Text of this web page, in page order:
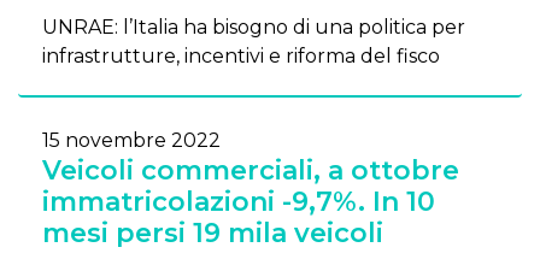
UNRAE: l’Italia ha bisogno di una politica per
infrastrutture, incentivi e riforma del fisco
15 novembre 2022
Veicoli commerciali, a ottobre
immatricolazioni -9,7%. In 10
mesi persi 19 mila veicoli